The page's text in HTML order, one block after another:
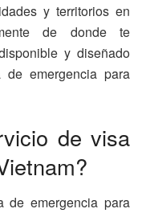
y territorios en
de donde te
y diseñado
emergencia para
de visa
de emergencia para